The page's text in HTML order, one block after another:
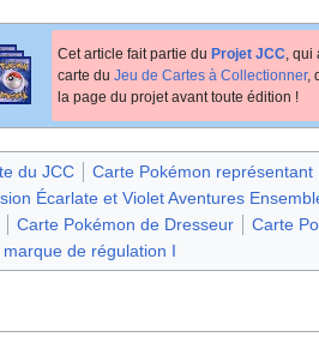
Cet article fait partie du Projet JCC, qui
carte du Jeu de Cartes à Collectionner,
la page du projet avant toute édition !
du JCC
Carte Pokémon représentant
Écarlate et Violet Aventures
Carte Pokémon de Dresseur Carte
de régulation I